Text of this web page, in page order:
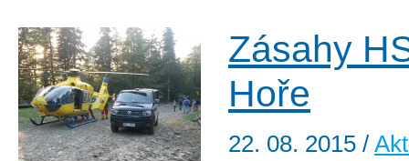
Zásahy
Hoře
22. 08. 2015 /